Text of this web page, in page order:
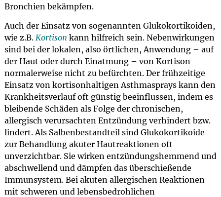
Bronchien bekämpfen.
Auch der Einsatz von sogenannten Glukokortikoiden,
wie z.B. Kortison kann hilfreich sein. Nebenwirkungen
sind bei der lokalen, also örtlichen, Anwendung – auf
der Haut oder durch Einatmung – von Kortison
normalerweise nicht zu befürchten. Der frühzeitige
Einsatz von kortisonhaltigen Asthmasprays kann den
Krankheitsverlauf oft günstig beeinflussen, indem es
bleibende Schäden als Folge der chronischen,
allergisch verursachten Entzündung verhindert bzw.
lindert. Als Salbenbestandteil sind Glukokortikoide
zur Behandlung akuter Hautreaktionen oft
unverzichtbar. Sie wirken entzündungshemmend und
abschwellend und dämpfen das überschießende
Immunsystem. Bei akuten allergischen Reaktionen
mit schweren und lebensbedrohlichen